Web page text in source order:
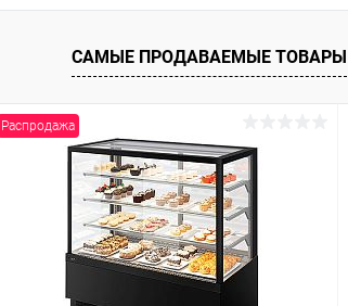
Купить в 1 клик Сравнение
САМЫЕ ПРОДАВАЕМЫЕ ТОВАРЫ
Распродажа